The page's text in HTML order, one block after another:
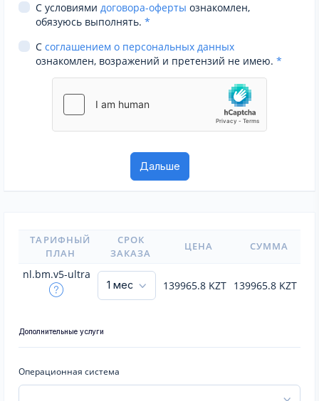
С условиями договора-оферты ознакомлен,
обязуюсь выполнять. *
С соглашением о персональных данных
ознакомлен, возражений и претензий не имею. *
ТАРИФНЫЙ
ПЛАН
СРОК
ЗАКАЗА
ЦЕНА СУММА
nl.bm.v5-ultra
139965.8 KZT 139965.8 KZT
Дополнительные услуги
Операционная система